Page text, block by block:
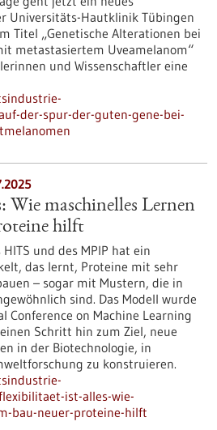
Universitäts-Hautklinik Tübingen
Titel „Genetische Alterationen bei
metastasiertem Uveamelanom“
und Wissenschaftler eine
der-spur-der-guten-gene-bei-
Wie maschinelles Lernen
hilft
und des MPIP hat ein
das lernt, Proteine mit sehr
– sogar mit Mustern, die in
sind. Das Modell wurde
Conference on Machine Learning
Schritt hin zum Ziel, neue
in der Biotechnologie, in
zu konstruieren.
ist-alles-wie-
bau-neuer-proteine-hilft